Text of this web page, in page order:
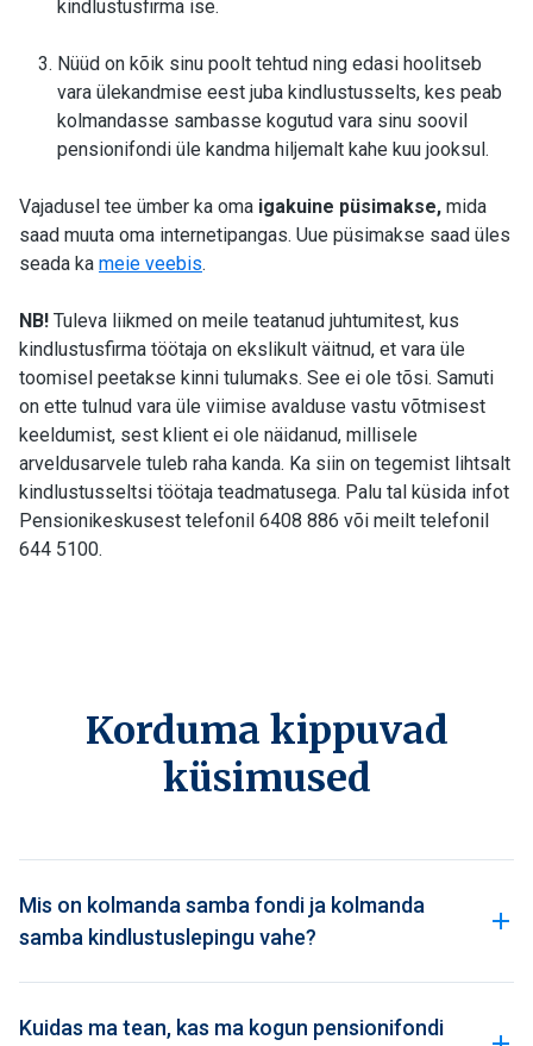
kindlustusfirma ise.
Nüüd on kõik sinu poolt tehtud ning edasi hoolitseb
vara ülekandmise eest juba kindlustusselts, kes peab
kolmandasse sambasse kogutud vara sinu soovil
pensionifondi üle kandma hiljemalt kahe kuu jooksul.
Vajadusel tee ümber ka oma igakuine püsimakse, mida
saad muuta oma internetipangas. Uue püsimakse saad üles
seada ka meie veebis.
NB! Tuleva liikmed on meile teatanud juhtumitest, kus
kindlustusfirma töötaja on ekslikult väitnud, et vara üle
toomisel peetakse kinni tulumaks. See ei ole tõsi. Samuti
on ette tulnud vara üle viimise avalduse vastu võtmisest
keeldumist, sest klient ei ole näidanud, millisele
arveldusarvele tuleb raha kanda. Ka siin on tegemist lihtsalt
kindlustusseltsi töötaja teadmatusega. Palu tal küsida infot
Pensionikeskusest telefonil 6408 886 või meilt telefonil
644 5100.
Korduma kippuvad
küsimused
Mis on kolmanda samba fondi ja kolmanda
samba kindlustuslepingu vahe?
Kuidas ma tean, kas ma kogun pensionifondi